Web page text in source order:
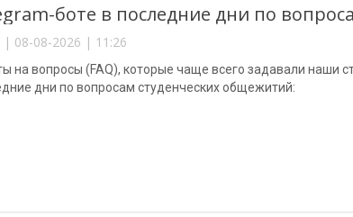
боте в последние дни по
| 08-08-2026 | 11:26
на вопросы (FAQ), которые чаще всего задавали наши
дни по вопросам студенческих общежитий: